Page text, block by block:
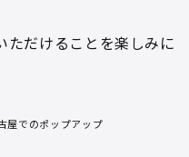
ただけることを楽しみに
屋でのポップアップ